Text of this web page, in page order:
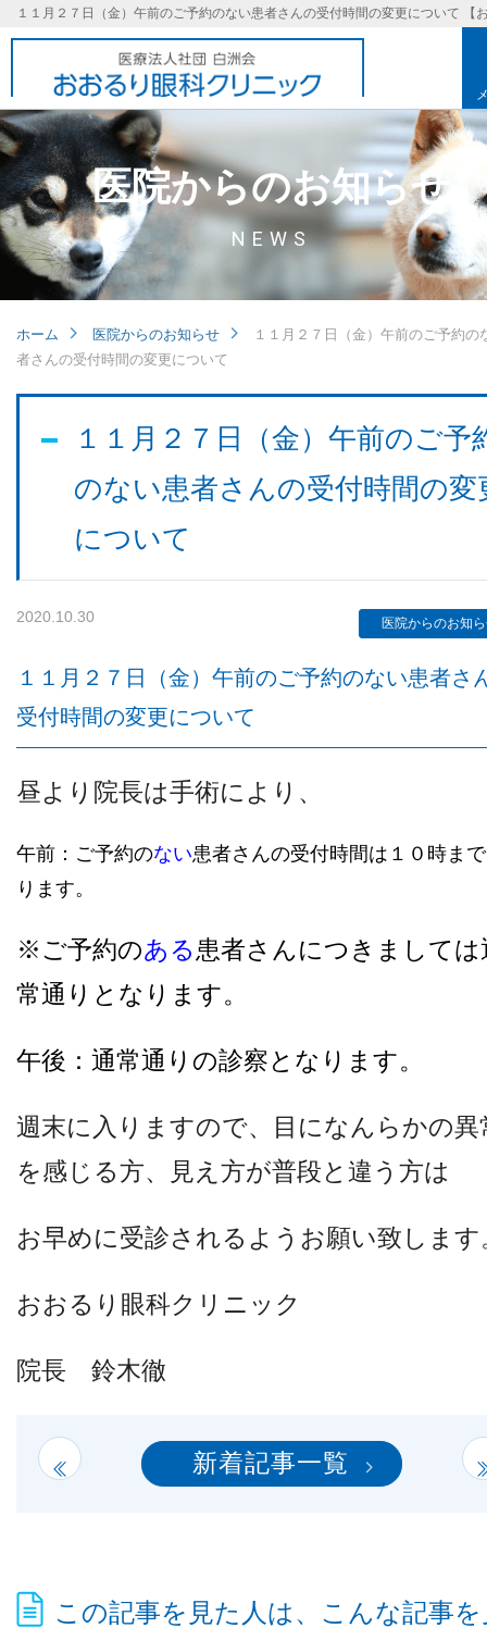
基本理念
取り組み
ご予約について
他病院との連携
小児眼科
子どもの近視
視能訓練士メッセージ
医院からのお知らせ
NEWS
ホーム 医院からのお知らせ
１１月２７日（金）午前のご予約の
者さんの受付時間の変更について
１１月２７日（金）午前のご予
のない患者さんの受付時間の変
について
2020.10.30 医院からのお知
１１月２７日（金）午前のご予約のない患者さ
受付時間の変更について
昼より院長は手術により、
午前：ご予約のない患者さんの受付時間は１０時ま
ります。
※ご予約のある 患者さんにつきましては
常通りとなります。
午後：通常通りの診察となります。
週末に入りますので、目になんらかの異
を感じる方、見え方が普段と違う方は
お早めに受診されるようお願い致します
おおるり眼科クリニック
院長 鈴木徹
新着記事一覧
この記事を見た人は、こんな記事を